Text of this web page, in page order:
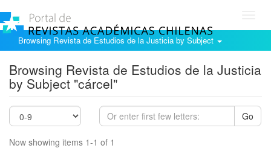
Browsing Revista de Estudios de la Justicia by Subject
Browsing Revista de Estudios de la Justicia
by Subject "cárcel"
Go
Now showing items 1-1 of 1